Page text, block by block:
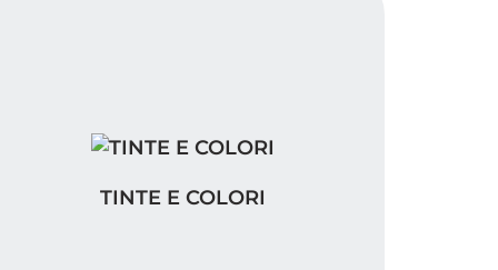
TINTE E COLORI
TINTE E COLORI